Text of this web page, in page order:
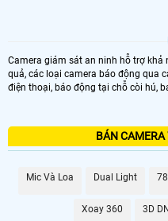
🔍 CAMERA KHÔNG CẦN ĐẦU GHI
📐 CAMERA WIFI GIÁ RẺ BÁN
phòng vừa và nhỏ. bởi camera wifi
dụng như. Camera wifi hổ trợ đàm
chức năng thông minh báo động
các hãng
NHU CẦU LẮP CAMERA WIFI
Camera giám sát an ninh hỗ trợ khả
quả, các loại camera báo động qua
điện thoại, báo động tại chỗ còi hú,
BÁN
Mic Và Loa Dual Light
Xoay 360 3D